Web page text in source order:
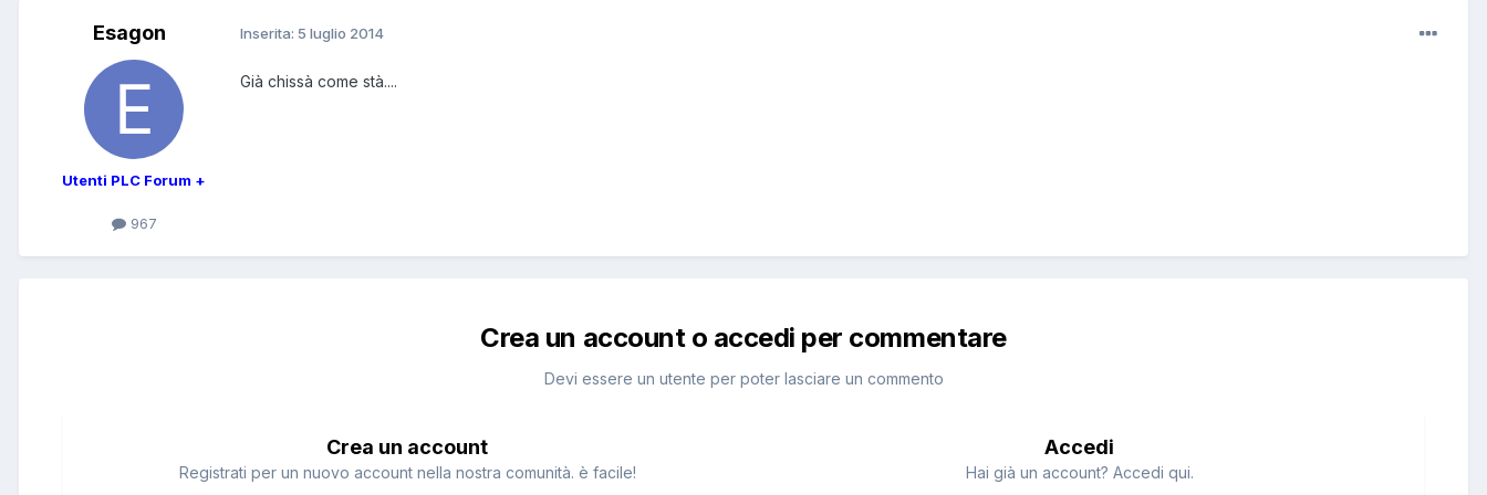
Esagon
Utenti PLC Forum +
967
Inserita: 5 luglio 2014
Già chissà come stà....
Crea un account o accedi per commentare
Devi essere un utente per poter lasciare un commento
Crea un account
Registrati per un nuovo account nella nostra comunità. è facile!
Accedi
Hai già un account? Accedi qui.